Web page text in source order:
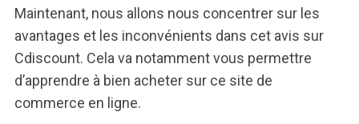
Maintenant, nous allons nous concentrer sur les
avantages et les inconvénients dans cet avis sur
Cdiscount. Cela va notamment vous permettre
d’apprendre à bien acheter sur ce site de
commerce en ligne.